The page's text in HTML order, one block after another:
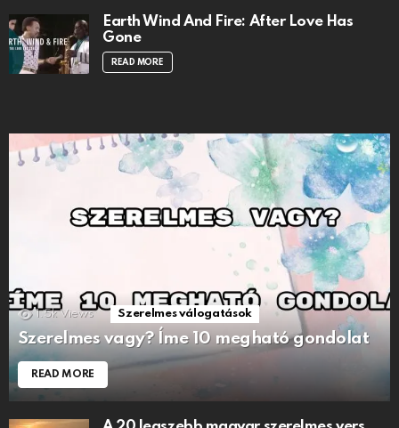
Earth Wind And Fire: After Love Has
Gone
READ MORE
1.5k Views Szerelmes válogatások
Szerelmes vagy? Íme 10 megható gondolat
READ MORE